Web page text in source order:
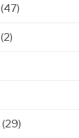
(47)
(2)
(29)